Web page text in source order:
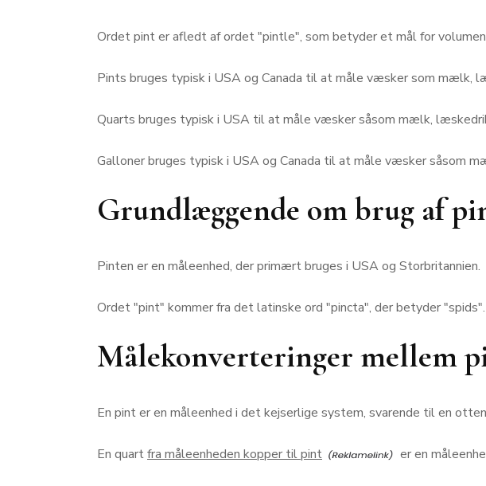
Ordet pint er afledt af ordet "pintle", som betyder et mål for
Pints bruges typisk i USA og Canada til at måle væsker som mælk,
Quarts bruges typisk i USA til at måle væsker såsom mælk,
Galloner bruges typisk i USA og Canada til at måle væsker såsom
Grundlæggende om brug af
Pinten er en måleenhed, der primært bruges i USA og Storbritannien.
Ordet "pint" kommer fra det latinske ord "pincta", der betyder
Målekonverteringer mellem
En pint er en måleenhed i det kejserlige system, svarende til en
En quartfra måleenheden kopper til pint er en